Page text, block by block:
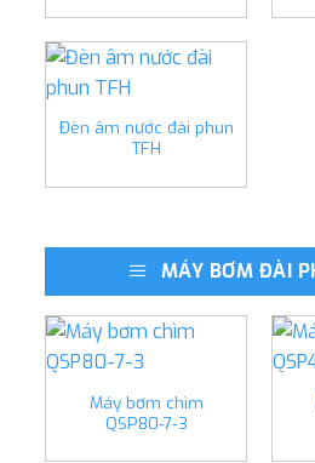
Đèn âm nước đài phun
TFH
MÁY BƠM ĐÀI
Máy bơm chìm
QSP80-7-3